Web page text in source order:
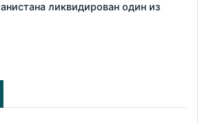
ликвидирован один из